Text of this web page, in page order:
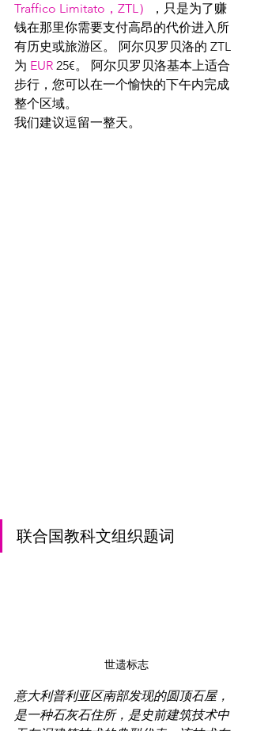
Traffico Limitato，ZTL）
，只是为了赚
钱在那里你需要支付高昂的代价进入所
有历史或旅游区。 阿尔贝罗贝洛的 ZTL
为 EUR 25€。 阿尔贝罗贝洛基本上适合
步行，您可以在一个愉快的下午内完成
整个区域。
我们建议逗留一整天。
联合国教科文组织题词
世遗标志
意大利普利亚区南部发现的圆顶石屋，
是一种石灰石住所，是史前建筑技术中